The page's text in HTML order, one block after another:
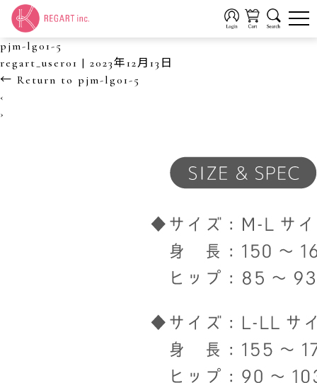
pjm-lg01-5
regart_user01 | 2023年12月13日
← Return to pjm-lg01-5
‹
›